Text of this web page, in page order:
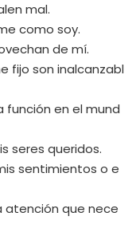
mal.
como soy.
de mí.
fijo son inalcanzabl
función en el mund
seres queridos.
sentimientos o e
atención que nece